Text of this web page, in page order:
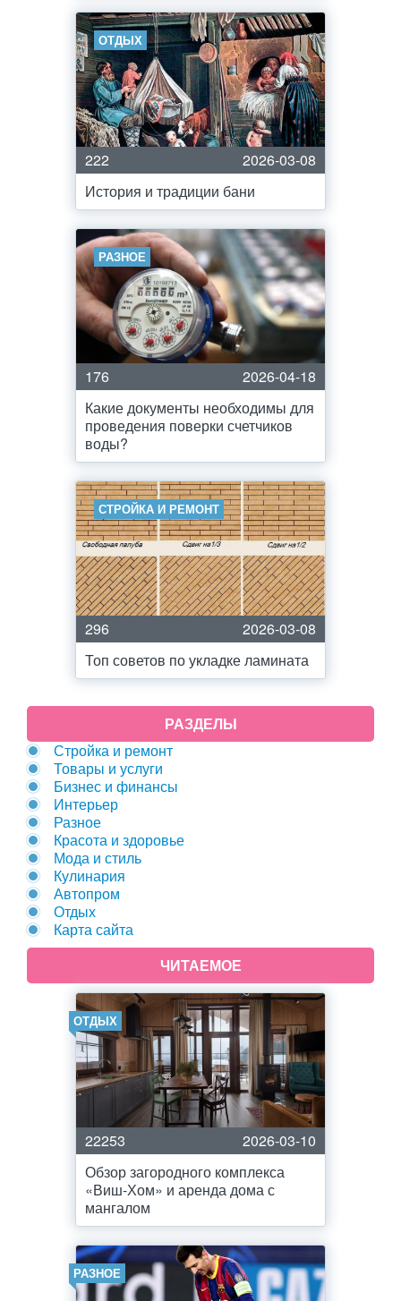
ОТДЫХ
222
2026-03-08
История и традиции бани
РАЗНОЕ
176
2026-04-18
Какие документы необходимы для
проведения поверки счетчиков
воды?
СТРОЙКА И РЕМОНТ
296
2026-03-08
Топ советов по укладке ламината
РАЗДЕЛЫ
Стройка и ремонт
Товары и услуги
Бизнес и финансы
Интерьер
Разное
Красота и здоровье
Мода и стиль
Кулинария
Автопром
Отдых
Карта сайта
ЧИТАЕМОЕ
ОТДЫХ
22253
2026-03-10
Обзор загородного комплекса
«Виш-Хом» и аренда дома с
мангалом
РАЗНОЕ